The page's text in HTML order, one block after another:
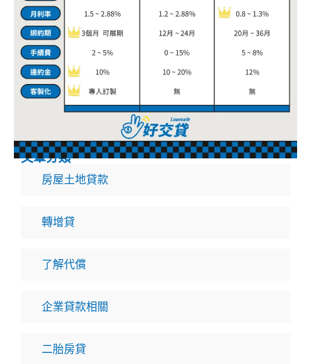
文章分類
房屋土地貸款
轉增貸
了解代償
企業貸款相關
二胎房貸